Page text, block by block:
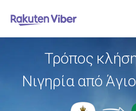
Τρόπος
Νιγηρία από